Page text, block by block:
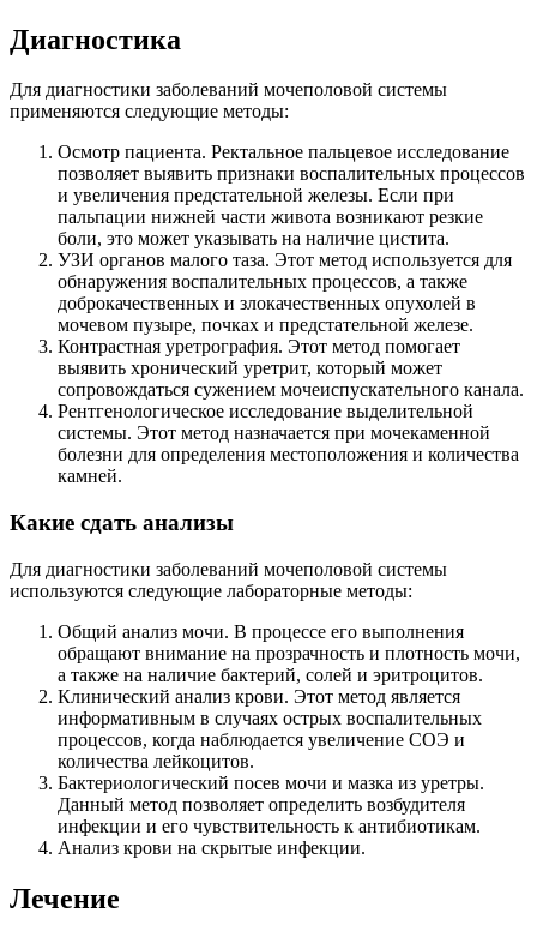
Диагностика
Для диагностики заболеваний мочеполовой системы
применяются следующие методы:
Осмотр пациента. Ректальное пальцевое исследование
позволяет выявить признаки воспалительных процессов
и увеличения предстательной железы. Если при
пальпации нижней части живота возникают резкие
боли, это может указывать на наличие цистита.
УЗИ органов малого таза. Этот метод используется для
обнаружения воспалительных процессов, а также
доброкачественных и злокачественных опухолей в
мочевом пузыре, почках и предстательной железе.
Контрастная уретрография. Этот метод помогает
выявить хронический уретрит, который может
сопровождаться сужением мочеиспускательного канала.
Рентгенологическое исследование выделительной
системы. Этот метод назначается при мочекаменной
болезни для определения местоположения и количества
камней.
Какие сдать анализы
Для диагностики заболеваний мочеполовой системы
используются следующие лабораторные методы:
Общий анализ мочи. В процессе его выполнения
обращают внимание на прозрачность и плотность мочи,
а также на наличие бактерий, солей и эритроцитов.
Клинический анализ крови. Этот метод является
информативным в случаях острых воспалительных
процессов, когда наблюдается увеличение СОЭ и
количества лейкоцитов.
Бактериологический посев мочи и мазка из уретры.
Данный метод позволяет определить возбудителя
инфекции и его чувствительность к антибиотикам.
Анализ крови на скрытые инфекции.
Лечение